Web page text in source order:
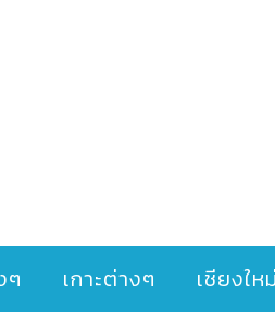
ๆ เกาะต่างๆ เชียงใหม่